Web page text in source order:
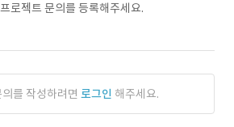
로젝트 문의를 등록해주세요.
를 작성하려면 로그인 해주세요.